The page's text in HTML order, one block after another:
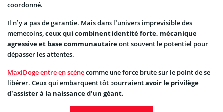
coordonné.
Il n’y a pas de garantie. Mais dans l’univers imprevisible des
memecoins,ceux qui combinent identité forte, mécanique
agressive et base communautaireont souvent le potentiel pour
dépasser les attentes.
MaxiDoge entre en scènecomme une force brute sur le point de se
libérer. Ceux qui embarquent tôt pourraientavoir le privilège
d’assister à la naissance d’un géant.